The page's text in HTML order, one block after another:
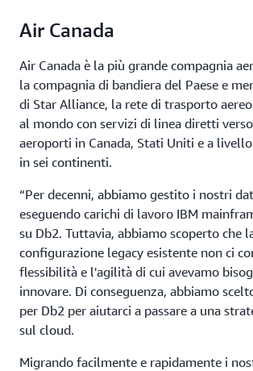
Air Canada
Air Canada è la più grande compagnia
la compagnia di bandiera del Paese e
di Star Alliance, la rete di trasporto
al mondo con servizi di linea diretti
aeroporti in Canada, Stati Uniti e a
in sei continenti.
“Per decenni, abbiamo gestito i nostri
eseguendo carichi di lavoro IBM
su Db2. Tuttavia, abbiamo scoperto che
configurazione legacy esistente non ci
flessibilità e l'agilità di cui avevamo
innovare. Di conseguenza, abbiamo
per Db2 per aiutarci a passare a una
sul cloud.
Migrando facilmente e rapidamente i